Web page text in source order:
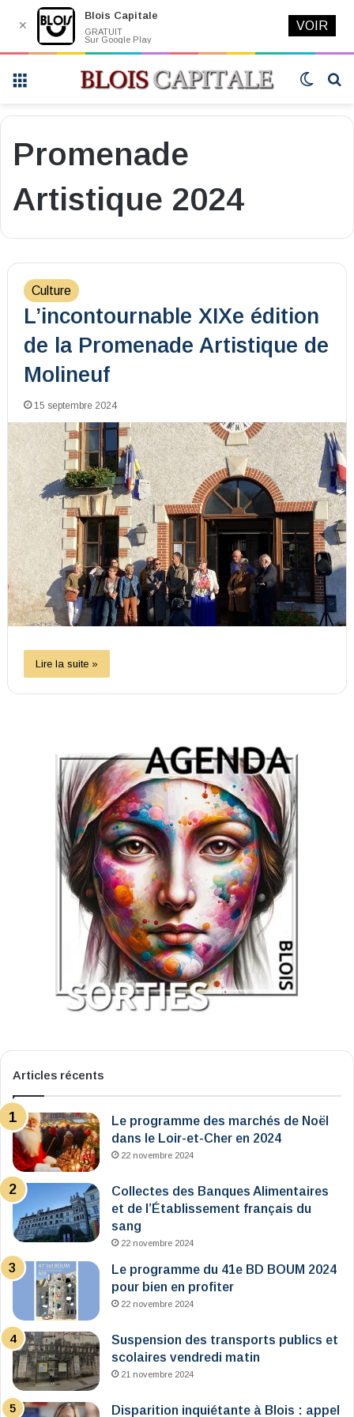
Switch
Promenade
Artistique 2024
Culture
L’incontournable XIXe édition
de la Promenade Artistique de
Molineuf
15 septembre 2024
Lire la suite »
Articles récents
Le programme des marchés de Noël
dans le Loir-et-Cher en 2024
22 novembre 2024
Collectes des Banques Alimentaires
et de l’Établissement français du
sang
22 novembre 2024
Le programme du 41e BD BOUM 2024
pour bien en profiter
22 novembre 2024
Suspension des transports publics et
scolaires vendredi matin
21 novembre 2024
Disparition inquiétante à Blois : appel
✕
Blois Capitale
GRATUIT
Sur Google Play
VOIR